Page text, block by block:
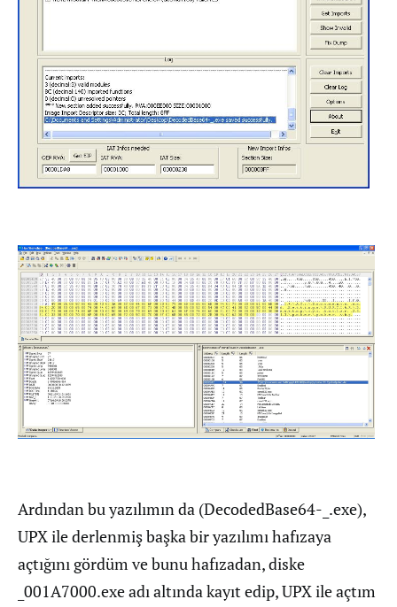
Ardından bu yazılımın da (DecodedBase64-_.exe),
UPX ile derlenmiş başka bir yazılımı hafızaya
açtığını gördüm ve bunu hafızadan, diske
_001A7000.exe adı altında kayıt edip, UPX ile açtım